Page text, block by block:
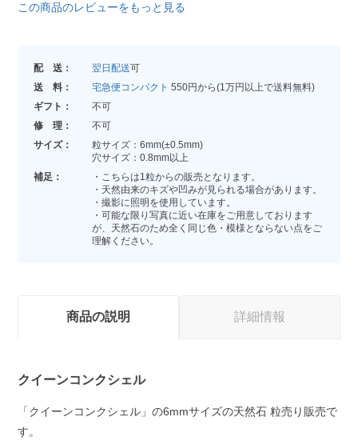
この商品のレビューをもっと見る
配 送： 翌日配送可
送 料：
宅急便コンパクト 550円から(1万円以上で送料無料)
ギフト：
不可
修 理：
不可
サイズ：
粒サイズ：6mm(±0.5mm)
穴サイズ：0.8mm以上
補足：
・こちらは1粒からの販売となります。
・天然由来のキズや凹みが見られる場合があります。
・撮影に照明を使用しています。
・可能な限り写真に近い在庫をご用意しております
が、天然石のため全く同じ色・模様とならない点をご
理解ください。
商品の説明 詳細情報
クイーンコンクシェル
「クイーンコンクシェル」の6mmサイズの天然石 粒売り販売で
す。